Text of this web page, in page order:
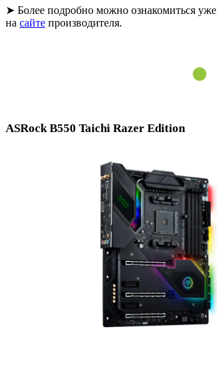
➤ Более подробно можно ознакомиться уже
на сайте производителя.
ASRock B550 Taichi Razer Edition